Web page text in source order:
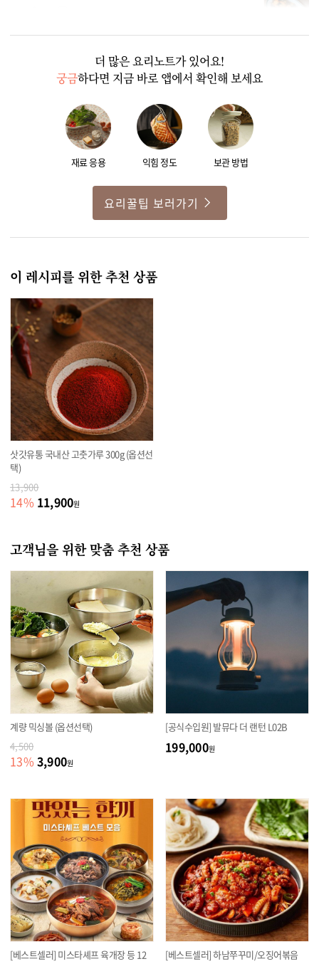
더 많은 요리노트가 있어요!
궁금하다면 지금 바로 앱에서 확인해 보세요
재료 응용 익힘 정도 보관 방법
요리꿀팁 보러가기
이 레시피를 위한 추천 상품
삿갓유통 국내산 고춧가루 300g (옵션선
택)
13,900
14% 11,900원
고객님을 위한 맞춤 추천 상품
계량 믹싱볼 (옵션선택)
4,500
13% 3,900원
[공식수입원] 발뮤다 더 랜턴 L02B
199,000원
[베스트셀러] 미스타셰프 육개장 등 12
[베스트셀러] 하남쭈꾸미/오징어볶음